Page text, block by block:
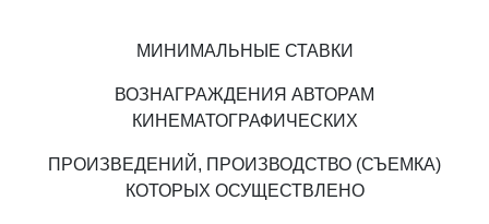
МИНИМАЛЬНЫЕ СТАВКИ
ВОЗНАГРАЖДЕНИЯ АВТОРАМ
КИНЕМАТОГРАФИЧЕСКИХ
ПРОИЗВЕДЕНИЙ, ПРОИЗВОДСТВО (СЪЕМКА)
КОТОРЫХ ОСУЩЕСТВЛЕНО